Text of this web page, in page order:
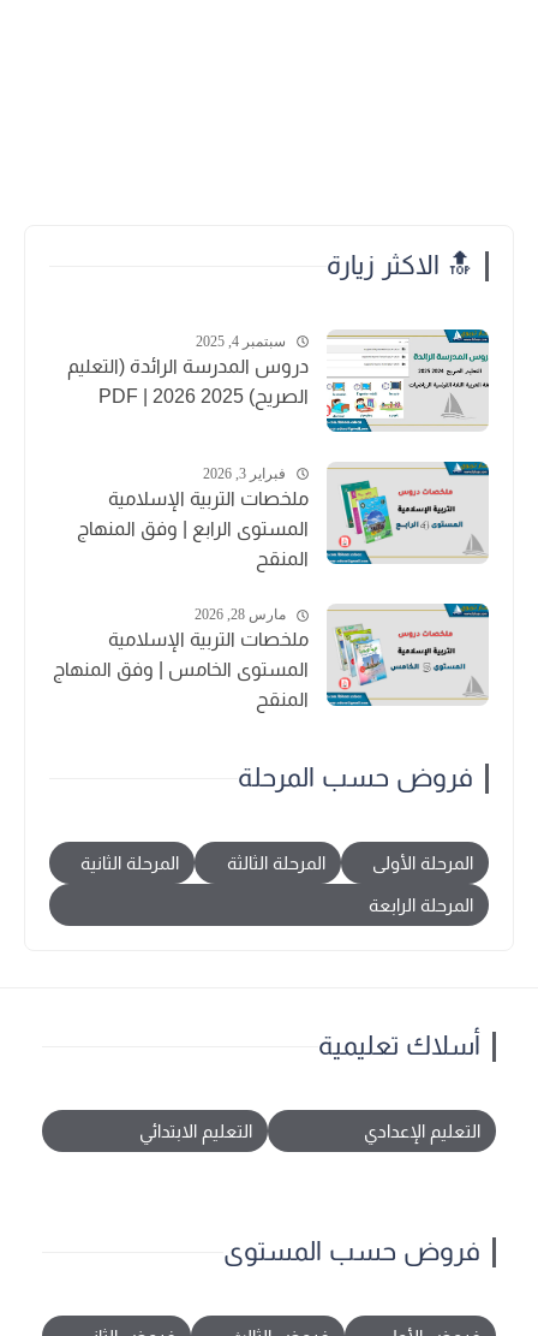
🔝 الاكثر زيارة
سبتمبر 4, 2025
دروس المدرسة الرائدة (التعليم
الصريح) 2025 2026 | PDF
فبراير 3, 2026
ملخصات التربية الإسلامية
المستوى الرابع | وفق المنهاج
المنقح
مارس 28, 2026
ملخصات التربية الإسلامية
المستوى الخامس | وفق المنهاج
المنقح
فروض حسب المرحلة
المرحلة الأولى المرحلة الثالثة المرحلة الثانية
المرحلة الرابعة
أسلاك تعليمية
التعليم الإعدادي التعليم الابتدائي
فروض حسب المستوى